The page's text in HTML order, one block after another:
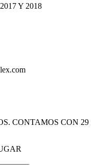
Y 2018
CONTAMOS CON 29